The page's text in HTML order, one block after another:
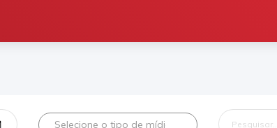
Selecione o tipo de mídia